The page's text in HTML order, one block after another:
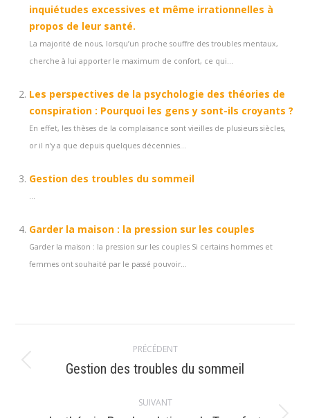
inquiétudes excessives et même irrationnelles à
propos de leur santé.
La majorité de nous, lorsqu’un proche souffre des troubles mentaux,
cherche à lui apporter le maximum de confort, ce qui...
Les perspectives de la psychologie des théories de
conspiration : Pourquoi les gens y sont-ils croyants ?
En effet, les thèses de la complaisance sont vieilles de plusieurs siècles,
or il n’y a que depuis quelques décennies...
Gestion des troubles du sommeil
...
Garder la maison : la pression sur les couples
Garder la maison : la pression sur les couples Si certains hommes et
femmes ont souhaité par le passé pouvoir...
article
PRÉCÉDENT
Article
:
Gestion des troubles du sommeil
SUIVANT